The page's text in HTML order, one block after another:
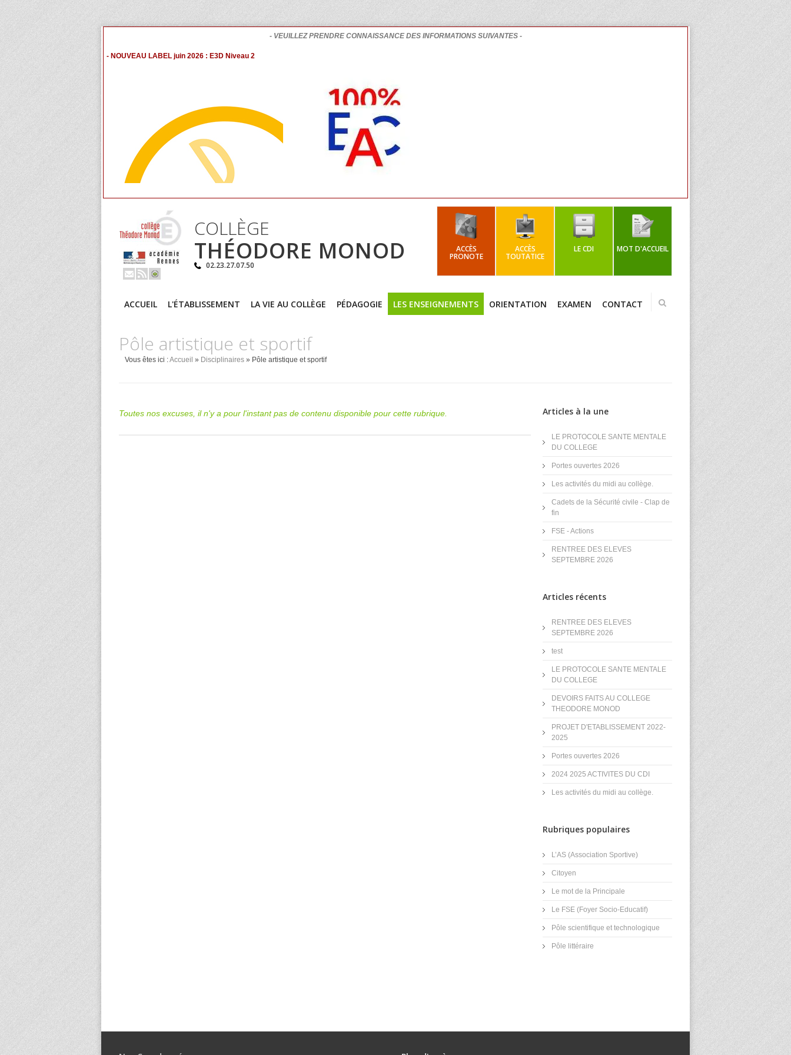
- VEUILLEZ PRENDRE CONNAISSANCE DES INFORMATIONS SUIVANTES -
- NOUVEAU LABEL juin 2026 : E3D Niveau 2
COLLÈGE
THÉODORE MONOD
02.23.27.07.50
ACCÈS
PRONOTE
ACCÈS
TOUTATICE
LE CDI MOT D'ACCUEIL
ACCUEIL L'ÉTABLISSEMENT LA VIE AU COLLÈGE PÉDAGOGIE LES ENSEIGNEMENTS ORIENTATION EXAMEN CONTACT
Pôle artistique et sportif
Vous êtes ici :Accueil » Disciplinaires » Pôle artistique et sportif
Toutes nos excuses, il n'y a pour l'instant pas de contenu disponible pour cette rubrique. Articles à la une
LE PROTOCOLE SANTE MENTALE
DU COLLEGE
Portes ouvertes 2026
Les activités du midi au collège.
Cadets de la Sécurité civile - Clap de
fin
FSE - Actions
RENTREE DES ELEVES
SEPTEMBRE 2026
Articles récents
RENTREE DES ELEVES
SEPTEMBRE 2026
test
LE PROTOCOLE SANTE MENTALE
DU COLLEGE
DEVOIRS FAITS AU COLLEGE
THEODORE MONOD
PROJET D'ETABLISSEMENT 2022-
2025
Portes ouvertes 2026
2024 2025 ACTIVITES DU CDI
Les activités du midi au collège.
Rubriques populaires
L’AS (Association Sportive)
Citoyen
Le mot de la Principale
Le FSE (Foyer Socio-Educatif)
Pôle scientifique et technologique
Pôle littéraire